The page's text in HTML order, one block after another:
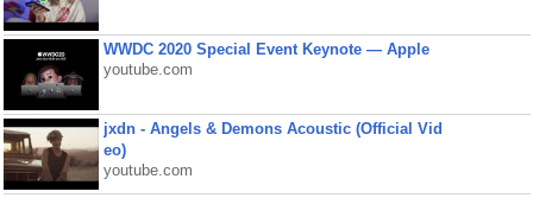
WWDC 2020 Special Event Keynote — Apple
youtube.com
jxdn - Angels & Demons Acoustic (Official Vid
eo)
youtube.com